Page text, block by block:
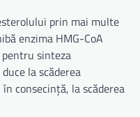
prin mai multe
enzima HMG-CoA
pentru sinteza
la scăderea
consecință, la scăderea